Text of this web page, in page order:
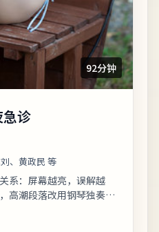
92分钟
诊
、黄政民 等
系：屏幕越亮，误解越
高潮段落改用钢琴独奏，
北海道最后的午...